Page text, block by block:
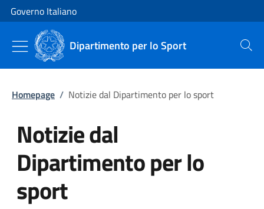
Vai al contenuto
Vai alla navigazione del sito
Governo Italiano
Dipartimento per lo Sport Cerca
Homepage / Notizie dal Dipartimento per lo sport
Notizie dal
Dipartimento per lo
sport